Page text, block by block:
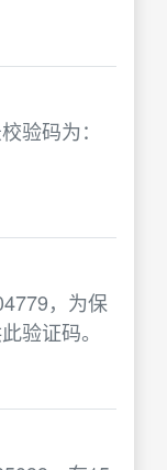
验码为：
，为保
验证码。